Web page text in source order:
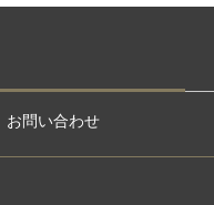
お問い合わせ